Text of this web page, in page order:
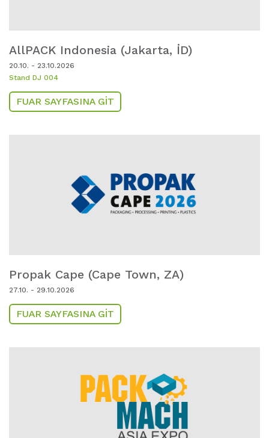
AllPACK Indonesia (Jakarta, ID)
20.10. - 23.10.2026
Stand DJ 004
FUAR SAYFASINA GIT
Propak Cape (Cape Town, ZA)
27.10. - 29.10.2026
FUAR SAYFASINA GIT